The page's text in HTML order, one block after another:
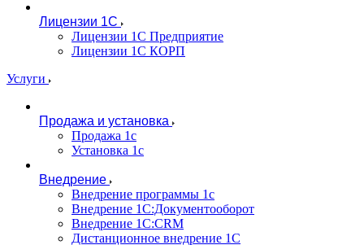
Лицензии 1С
Лицензии 1С Предприятие
Лицензии 1С КОРП
Услуги
Продажа и установка
Продажа 1с
Установка 1с
Внедрение
Внедрение программы 1с
Внедрение 1С:Документооборот
Внедрение 1С:CRM
Дистанционное внедрение 1С